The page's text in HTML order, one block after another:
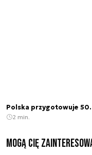
Polska przygotowuje
2 min.
Mogą Cię